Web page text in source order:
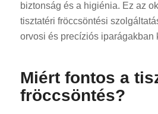
biztonság és a higiénia. Ez az
tisztatéri fröccsöntési
orvosi és precíziós iparágakban
Miért fontos a
fröccsöntés?